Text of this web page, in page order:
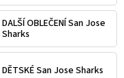
DALŠÍ OBLEČENÍ San Jose
Sharks
DĚTSKÉ San Jose Sharks